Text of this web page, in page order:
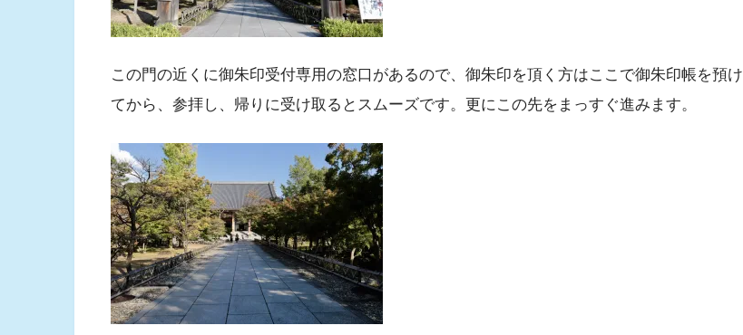
この門の近くに御朱印受付専用の窓口があるので、御朱印を頂く方はここで御朱印帳を預け
てから、参拝し、帰りに受け取るとスムーズです。更にこの先をまっすぐ進みます。